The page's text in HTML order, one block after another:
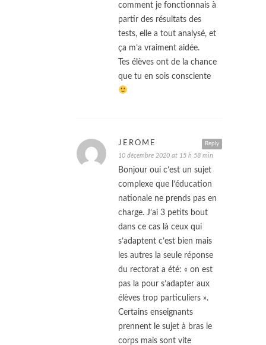
comment je fonctionnais à
partir des résultats des
tests, elle a tout analysé, et
ça m’a vraiment aidée.
Tes élèves ont de la chance
que tu en sois consciente
Reply
JÉRÔME
10 décembre 2020 at 15 h 58 min
Bonjour oui c’est un sujet
complexe que l’éducation
nationale ne prends pas en
charge. J’ai 3 petits bout
dans ce cas là ceux qui
s’adaptent c’est bien mais
les autres la seule réponse
du rectorat a été: « on est
pas la pour s’adapter aux
élèves trop particuliers ».
Certains enseignants
prennent le sujet à bras le
corps mais sont vite